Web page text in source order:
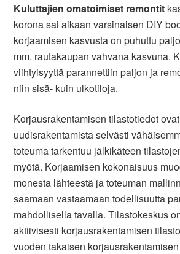
Kuluttajien omatoimiset remontit
korona sai aikaan varsinaisen DIY
korjaamisen kasvusta on puhuttu
mm. rautakaupan vahvana kasvuna.
viihtyisyyttä parannettiin paljon ja
niin sisä- kuin ulkotiloja.
Korjausrakentamisen tilastotiedot ovat
uudisrakentamista selvästi
toteuma tarkentuu jälkikäteen
myötä. Korjaamisen kokonaisuus
monesta lähteestä ja toteuman
saamaan vastaamaan todellisuutta
mahdollisella tavalla. Tilastokeskus
aktiivisesti korjausrakentamisen
vuoden takaisen